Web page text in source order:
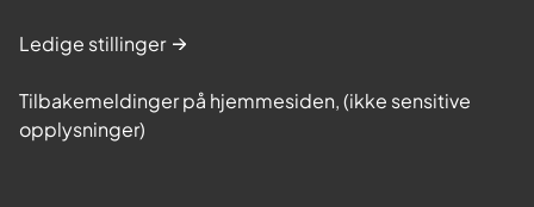
Ledige stillinger
Tilbakemeldinger på hjemmesiden, (ikke sensitive
opplysninger)